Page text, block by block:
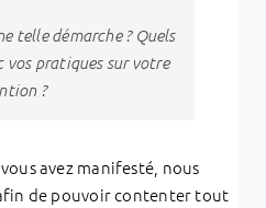
telle démarche ? Quels
vos pratiques sur votre
?
avez manifesté, nous
de pouvoir contenter tout